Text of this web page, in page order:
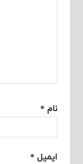
نام *
ایمیل *